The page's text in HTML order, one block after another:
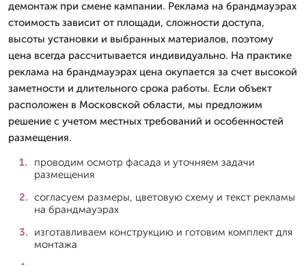
демонтаж при смене кампании. Реклама на брандмауэрах
стоимость зависит от площади, сложности доступа,
высоты установки и выбранных материалов, поэтому
цена всегда рассчитывается индивидуально. На практике
реклама на брандмауэрах цена окупается за счет высокой
заметности и длительного срока работы. Если объект
расположен в Московской области, мы предложим
решение с учетом местных требований и особенностей
размещения.
проводим осмотр фасада и уточняем задачи
размещения
согласуем размеры, цветовую схему и текст рекламы
на брандмауэрах
изготавливаем конструкцию и готовим комплект для
монтажа